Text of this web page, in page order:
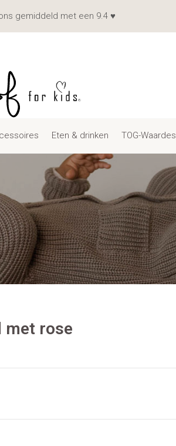
Eten & drinken TOG-Waardes
gemiddeld met een 9.4 ♥
met rose